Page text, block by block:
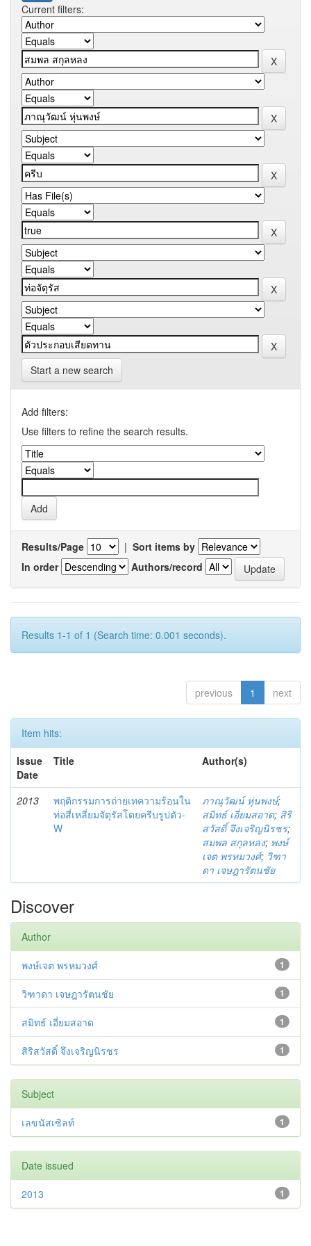
Current filters:
Start a new search
Add filters:
Use filters to refine the search results.
Results/Page | Sort items by
In order
Authors/record
Results 1-1 of 1 (Search time: 0.001 seconds).
previous 1 next
Item hits:
Issue
Date
Title Author(s)
2013
พฤติกรรมการถ่ายเทความร้อนใน
ท่อสี่เหลี่ยมจัตุรัสโดยครีบรูปตัว-
W
ภาณุวัฒน์ หุ่นพงษ์;
สมิทธ์ เอี่ยมสอาด; สิริ
สวัสดิ์ จึงเจริญนิรชร;
สมพล สกุลหลง; พงษ์
เจต พรหมวงศ์; วิฑา
ดา เจษฎารัตนชัย
Discover
Author
1
พงษ์เจต พรหมวงศ์
1
วิฑาดา เจษฎารัตนชัย
1
สมิทธ์ เอี่ยมสอาด
1
สิริสวัสดิ์ จึงเจริญนิรชร
Subject
1
เลขนัสเซิลท์
Date issued
1
2013